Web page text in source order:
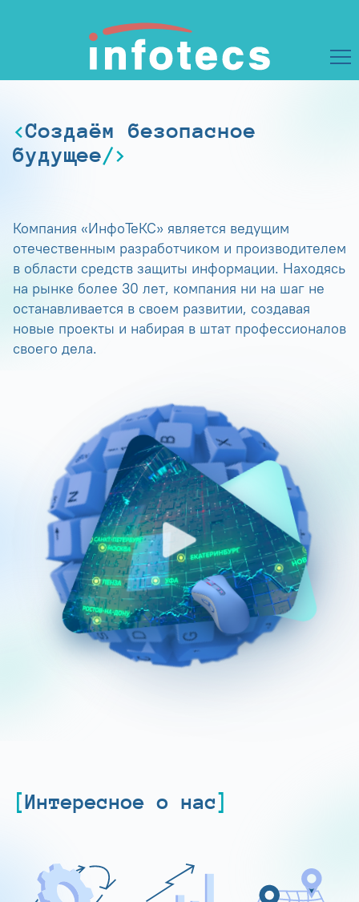
Создаём безопасное
будущее
Компания «ИнфоТеКС» является ведущим
отечественным разработчиком и производителем
в области средств защиты информации. Находясь
на рынке более 30 лет, компания ни на шаг не
останавливается в своем развитии, создавая
новые проекты и набирая в штат профессионалов
своего дела.
Интересное о нас